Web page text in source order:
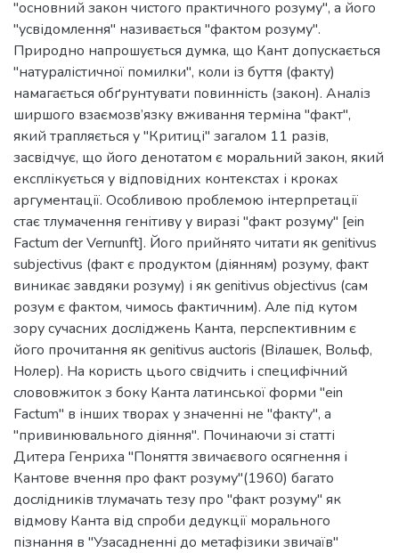
"основний закон чистого практичного розуму", а його
"усвідомлення" називається "фактом розуму".
Природно напрошується думка, що Кант допускається
"натуралістичної помилки", коли із буття (факту)
намагається обґрунтувати повинність (закон). Аналіз
ширшого взаємозв’язку вживання терміна "факт",
який трапляється у "Критиці" загалом 11 разів,
засвідчує, що його денотатом є моральний закон, який
експлікується у відповідних контекстах і кроках
аргументації. Особливою проблемою інтерпретації
стає тлумачення генітиву у виразі "факт розуму" [ein
Factum der Vernunft]. Його прийнято читати як genitivus
subjectivus (факт є продуктом (діянням) розуму, факт
виникає завдяки розуму) і як genitivus objectivus (сам
розум є фактом, чимось фактичним). Але під кутом
зору сучасних досліджень Канта, перспективним є
його прочитання як genitivus auctoris (Вілашек, Вольф,
Нолер). На користь цього свідчить і специфічний
слововжиток з боку Канта латинської форми "ein
Factum" в інших творах у значенні не "факту", а
"привинювального діяння". Починаючи зі статті
Дитера Генриха "Поняття звичаєвого осягнення і
Кантове вчення про факт розуму"(1960) багато
дослідників тлумачать тезу про "факт розуму" як
відмову Канта від спроби дедукції морального
пізнання в "Узасадненні до метафізики звичаїв"